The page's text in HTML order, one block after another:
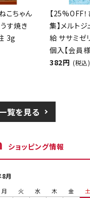
こちゃん
す焼き
3g
【25%OFF
集】メルト
給 ササミ
個入【会員
382円 (税込)
覧を見る
ショッピング情報
月
月 火 水 木 金
土